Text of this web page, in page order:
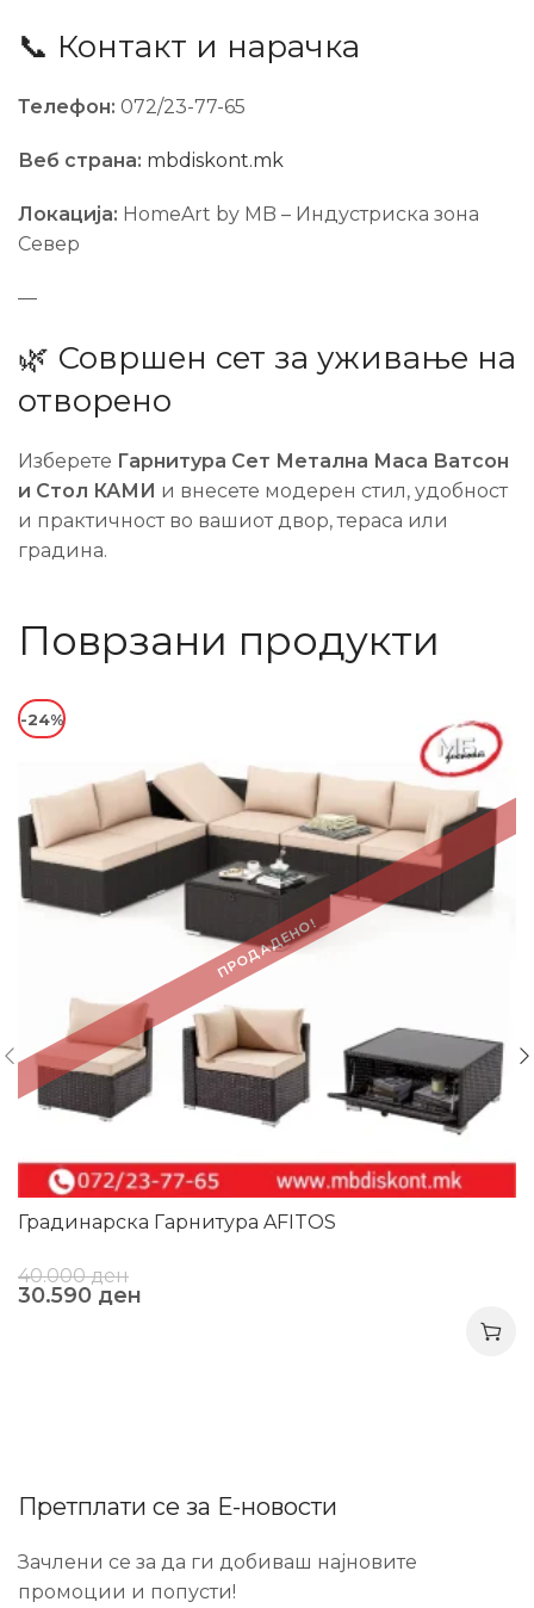
📞 Контакт и нарачка
Телефон: 072/23-77-65
Веб страна: mbdiskont.mk
Локација: HomeArt by MB – Индустриска зона
Север
—
🌿 Совршен сет за уживање на
отворено
Изберете Гарнитура Сет Метална Маса Ватсон
и Стол КАМИ и внесете модерен стил, удобност
и практичност во вашиот двор, тераса или
градина.
Поврзани продукти
ПРОДАДЕНО!
-24%
Градинарска Гарнитура AFITOS
40.000ден
30.590 ден
Претплати се за Е-новости
Зачлени се за да ги добиваш најновите
промоции и попусти!